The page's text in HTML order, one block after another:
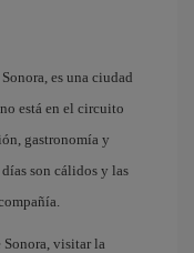
es una ciudad
está en el circuito
gastronomía y
son cálidos y las
Sonora, visitar la